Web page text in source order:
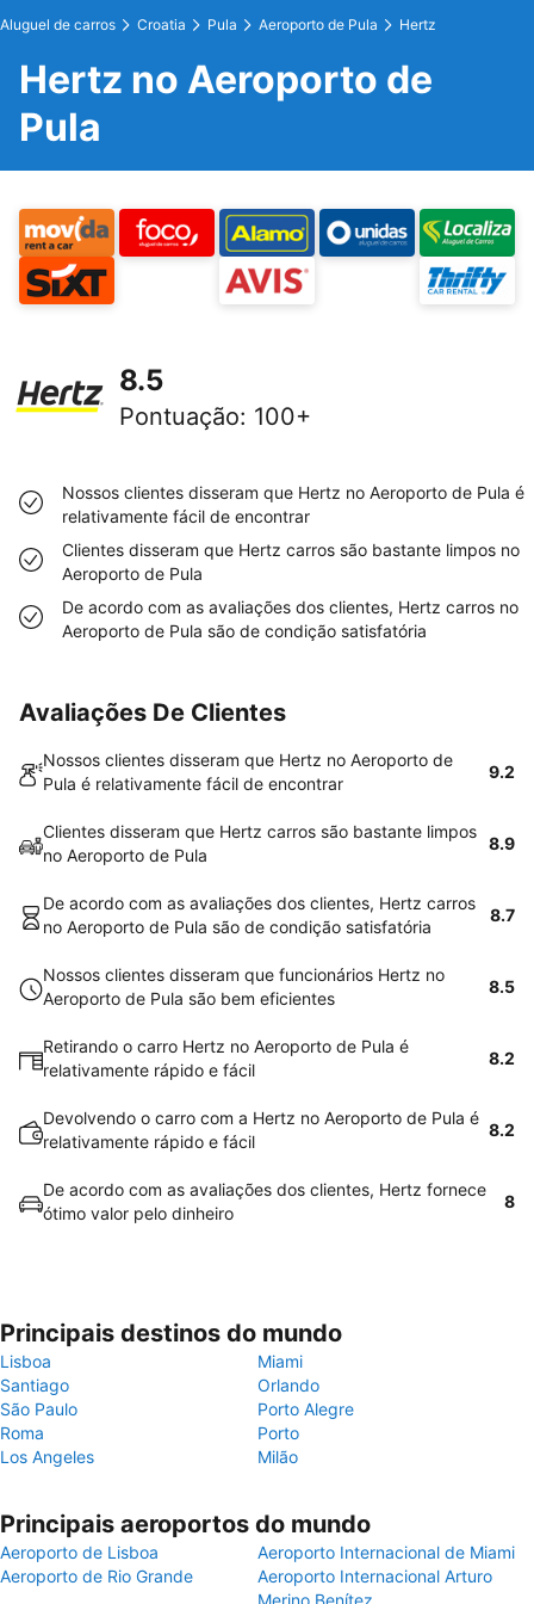
Aluguel de carros Croatia Pula Aeroporto de Pula Hertz
Hertz no Aeroporto de
Pula
8.5
Pontuação: 100+
Nossos clientes disseram que Hertz no Aeroporto de Pula é
relativamente fácil de encontrar
Clientes disseram que Hertz carros são bastante limpos no
Aeroporto de Pula
De acordo com as avaliações dos clientes, Hertz carros no
Aeroporto de Pula são de condição satisfatória
Avaliações De Clientes
Nossos clientes disseram que Hertz no Aeroporto de
Pula é relativamente fácil de encontrar
9.2
Clientes disseram que Hertz carros são bastante limpos
no Aeroporto de Pula
8.9
De acordo com as avaliações dos clientes, Hertz carros
no Aeroporto de Pula são de condição satisfatória
8.7
Nossos clientes disseram que funcionários Hertz no
Aeroporto de Pula são bem eficientes
8.5
Retirando o carro Hertz no Aeroporto de Pula é
relativamente rápido e fácil
8.2
Devolvendo o carro com a Hertz no Aeroporto de Pula é
relativamente rápido e fácil
8.2
De acordo com as avaliações dos clientes, Hertz fornece
ótimo valor pelo dinheiro
8
Principais destinos do mundo
Lisboa
Miami
Santiago
Orlando
São Paulo
Porto Alegre
Roma
Porto
Los Angeles
Milão
Principais aeroportos do mundo
Aeroporto de Lisboa
Aeroporto Internacional de Miami
Aeroporto de Rio Grande
Aeroporto Internacional Arturo
Merino Benítez